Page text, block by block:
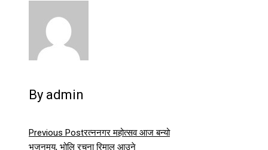
By admin
Previous Postरत्ननगर महोत्सव आज बन्यो
भजनमय, भोलि रचना रिमाल आउने